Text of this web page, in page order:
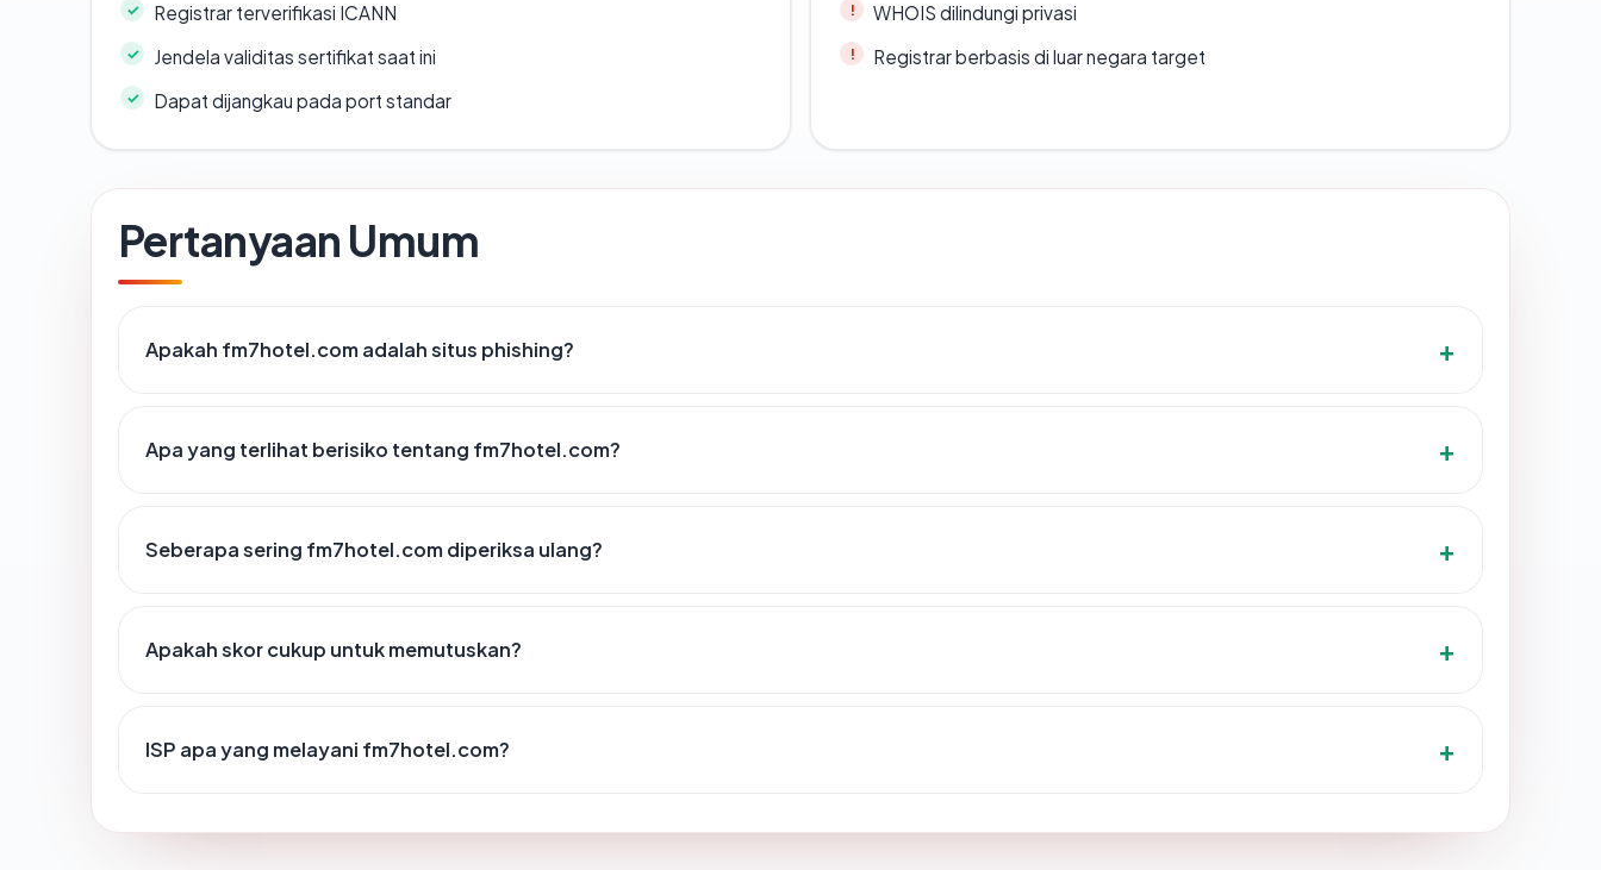
Registrar terverifikasi ICANN
Jendela validitas sertifikat saat ini
Dapat dijangkau pada port standar
WHOIS dilindungi privasi
Registrar berbasis di luar negara target
Pertanyaan Umum
Apakah fm7hotel.com adalah situs phishing?
Apa yang terlihat berisiko tentang fm7hotel.com?
Seberapa sering fm7hotel.com diperiksa ulang?
Apakah skor cukup untuk memutuskan?
ISP apa yang melayani fm7hotel.com?